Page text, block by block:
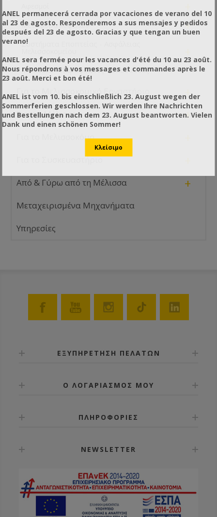
Μεταφορά κυψελών +
Συστήματα Εποπτείας - Ασφάλειας
Μελίσσια - Παραφυάδες - Βασίλισσες
Για το Μελισσοκομικό Εργαστήριο +
Για τις Μέλισσες +
Για το Μελισσοκόμο
Για το Συσκευαστήριο
Από & Γύρω από τη Μέλισσα +
Μεταχειρισμένα Μηχανήματα
Υπηρεσίες
ΕΞΥΠΗΡΕΤΗΣΗ ΠΕΛΑΤΩΝ
Ο ΛΟΓΑΡΙΑΣΜΟΣ ΜΟΥ
ΠΛΗΡΟΦΟΡΙΕΣ
NEWSLETTER
ANEL permanecerá cerrada por vacaciones de verano del 10
al 23 de agosto. Responderemos a sus mensajes y pedidos
después del 23 de agosto. Gracias y que tengan un buen
verano!
ANEL sera fermée pour les vacances d'été du 10 au 23 août.
Nous répondrons à vos messages et commandes après le
23 août. Merci et bon été!
ANEL ist vom 10. bis einschließlich 23. August wegen der
Sommerferien geschlossen. Wir werden Ihre Nachrichten
und Bestellungen nach dem 23. August beantworten. Vielen
Dank und einen schönen Sommer!